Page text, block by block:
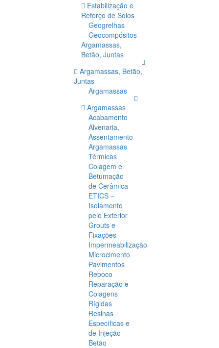
Estabilização e
Reforço de Solos
Geogrelhas
Geocompósitos
Argamassas,
Betão, Juntas
Argamassas, Betão,
Juntas
Argamassas
Argamassas
Acabamento
Alvenaria,
Assentamento
Argamassas
Térmicas
Colagem e
Betumação
de Cerâmica
ETICS –
Isolamento
pelo Exterior
Grouts e
Fixações
Impermeabilização
Microcimento
Pavimentos
Reboco
Reparação e
Colagens
Rígidas
Resinas
Específicas e
de Injeção
Betão